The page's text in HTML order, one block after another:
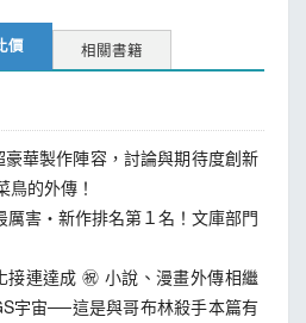
價 相關書籍
製作陣容，討論與期待度創新
的外傳！
害‧新作排名第１名！文庫部門
達成 ㊗ 小說、漫畫外傳相繼
宇宙──這是與哥布林殺手本篇有